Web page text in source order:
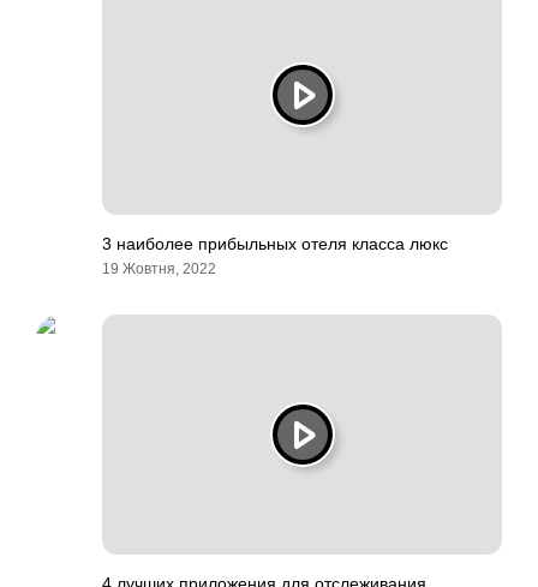
3 наиболее прибыльных отеля класса люкс
19 Жовтня, 2022